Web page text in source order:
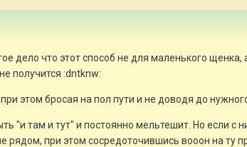
дело что этот способ не для маленького щенка,
получится :dntknw:
этом бросая на пол пути и не доводя до
"и там и тут" и постоянно мельтешит. Но если с
рядом, при этом сосредоточившись вооон на ту